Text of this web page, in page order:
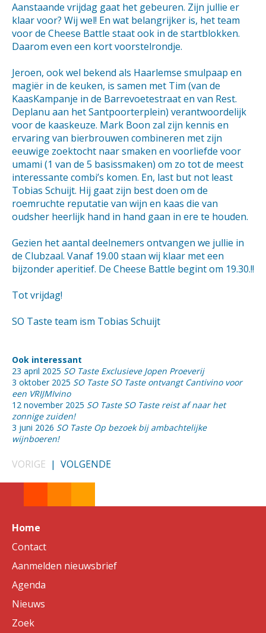
Aanstaande vrijdag gaat het gebeuren. Zijn jullie er
klaar voor? Wij wel! En wat belangrijker is, het team
voor de Cheese Battle staat ook in de startblokken.
Daarom even een kort voorstelrondje.
Jeroen, ook wel bekend als Haarlemse smulpaap en
magiër in de keuken, is samen met Tim (van de
KaasKampanje in de Barrevoetestraat en van Rest.
Deplanu aan het Santpoorterplein) verantwoordelijk
voor de kaaskeuze. Mark Boon zal zijn kennis en
ervaring van bierbrouwen combineren met zijn
eeuwige zoektocht naar smaken en voorliefde voor
umami (1 van de 5 basissmaken) om zo tot de meest
interessante combi’s komen. En, last but not least
Tobias Schuijt. Hij gaat zijn best doen om de
roemruchte reputatie van wijn en kaas die van
oudsher heerlijk hand in hand gaan in ere te houden.
Gezien het aantal deelnemers ontvangen we jullie in
de Clubzaal. Vanaf 19.00 staan wij klaar met een
bijzonder aperitief. De Cheese Battle begint om 19.30.!!
Tot vrijdag!
SO Taste team ism Tobias Schuijt
Ook interessant
23 april 2025 SO Taste Exclusieve Jopen Proeverij
3 oktober 2025 SO Taste SO Taste ontvangt Cantivino voor
een VRIJMIvino
12 november 2025 SO Taste SO Taste reist af naar het
zonnige zuiden!
3 juni 2026 SO Taste Op bezoek bij ambachtelijke
wijnboeren!
VORIGE | VOLGENDE
Home
Contact
Aanmelden nieuwsbrief
Agenda
Nieuws
Zoek